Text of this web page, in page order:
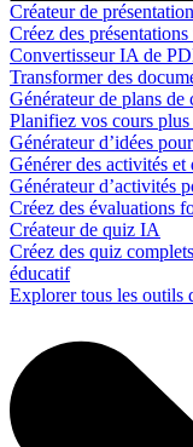
Créateur de
Créez des
Convertisseur IA de
Transformer des
Générateur de plans de
Planifiez vos cours
Générateur d’idées
Générer des activités
Générateur d’activités
Créez des évaluations
Créateur de quiz IA
Créez des quiz
éducatif
Explorer tous les outils